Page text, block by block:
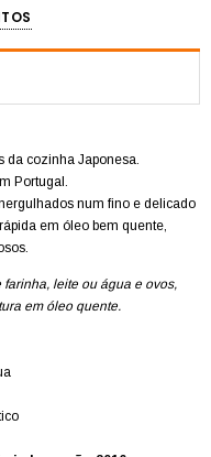
cozinha Japonesa.
Portugal.
num fino e delicado
em óleo bem quente,
leite ou água e ovos,
em óleo quente.